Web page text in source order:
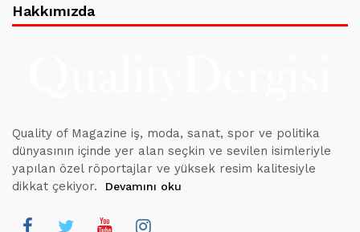
Hakkımızda
Quality of Magazine iş, moda, sanat, spor ve politika
dünyasının içinde yer alan seçkin ve sevilen isimleriyle
yapılan özel röportajlar ve yüksek resim kalitesiyle
dikkat çekiyor.
Devamını oku